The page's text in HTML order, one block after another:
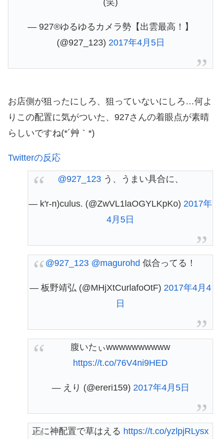
— 927®︎ゆるゆるカメラ勢【出雲最高！】
(@927_123) 2017年4月5日
お店側が狙ったにしろ、狙っていないにしろ…何よ
りこの配置に気がついた、927さんの着眼点が素晴
らしいですね(*´艸｀*)
Twitterの反応
@927_123う、うまい具合に、
— k'r-n)culus. (@ZwVL1laOGYLKpKo) 2017年
4月5日
@927_123 @magurohd 似合ってる！
— 板野靖弘 (@MHjXtCurlafoOtF) 2017年4月4
日
腹いたぃwwwwwwwwww
https://t.co/76V4ni9HED
— えり (@ereri159) 2017年4月5日
正に神配置で草はえる https://t.co/yzlpjRLysx